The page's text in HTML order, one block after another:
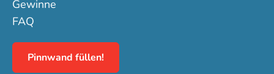
Gewinne
FAQ
Pinnwand füllen!